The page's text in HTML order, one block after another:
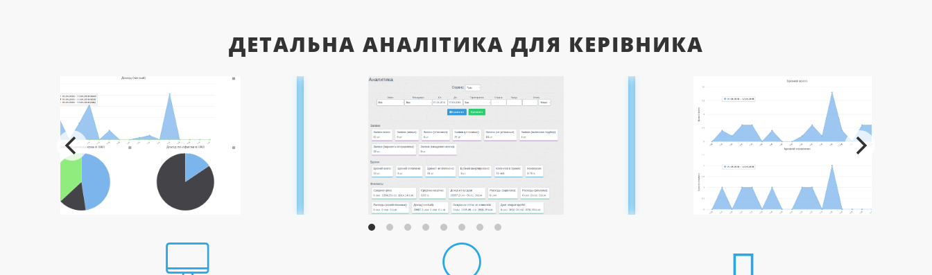
ДЕТАЛЬНА АНАЛІТИКА ДЛЯ КЕРІВНИКА